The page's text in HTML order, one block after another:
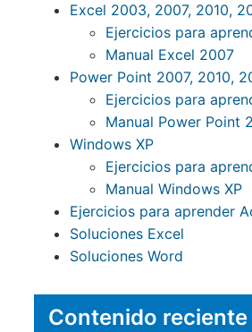
Excel 2003, 2007, 2010,
Ejercicios para
Manual Excel 2007
Power Point 2007, 2010,
Ejercicios para
Manual Power Point
Windows XP
Ejercicios para
Manual Windows XP
Ejercicios para aprender
Soluciones Excel
Soluciones Word
Contenido reciente